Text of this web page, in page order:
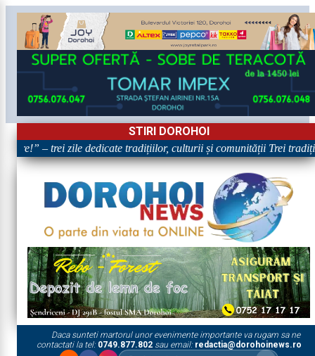
STIRI DOROHOI
– trei zile dedicate tradițiilor, culturii și comunității Trei tradiții.
Daca sunteti martorul unor evenimente importante va rugam sa ne
contactati la tel: 0749.877.802sau email: redactia@dorohoinews.ro